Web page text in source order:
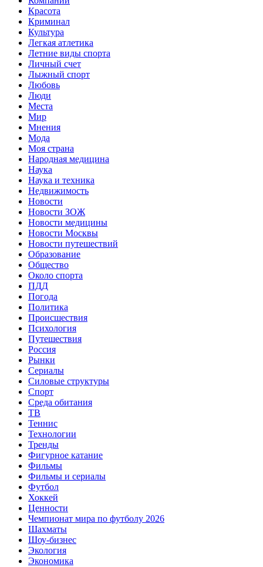
Красота
Криминал
Культура
Легкая атлетика
Летние виды спорта
Личный счет
Лыжный спорт
Любовь
Люди
Места
Мир
Мнения
Мода
Моя страна
Народная медицина
Наука
Наука и техника
Недвижимость
Новости
Новости ЗОЖ
Новости медицины
Новости Москвы
Новости путешествий
Образование
Общество
Около спорта
ПДД
Погода
Политика
Происшествия
Психология
Путешествия
Россия
Рынки
Сериалы
Силовые структуры
Спорт
Среда обитания
ТВ
Теннис
Технологии
Тренды
Фигурное катание
Фильмы
Фильмы и сериалы
Футбол
Хоккей
Ценности
Чемпионат мира по футболу 2026
Шахматы
Шоу-бизнес
Экология
Экономика